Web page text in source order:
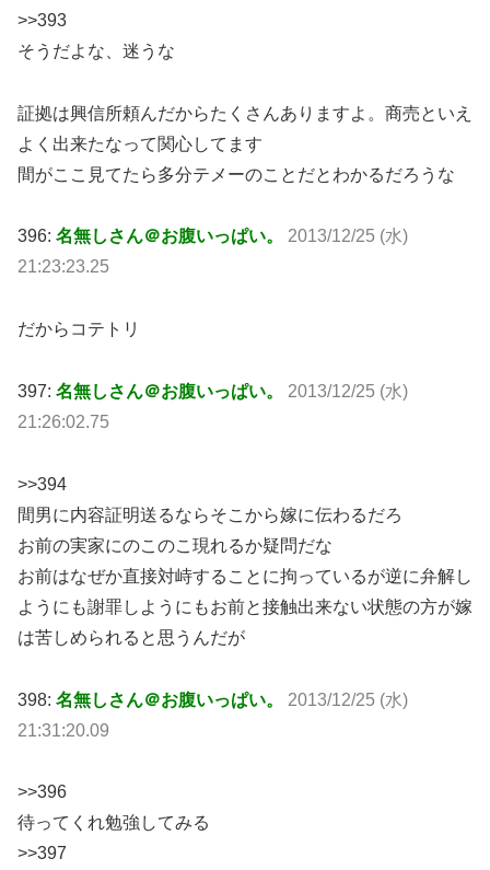
>>393
そうだよな、迷うな
証拠は興信所頼んだからたくさんありますよ。商売といえ
よく出来たなって関心してます
間がここ見てたら多分テメーのことだとわかるだろうな
396: 名無しさん＠お腹いっぱい。 2013/12/25 (水)
21:23:23.25
だからコテトリ
397: 名無しさん＠お腹いっぱい。 2013/12/25 (水)
21:26:02.75
>>394
間男に内容証明送るならそこから嫁に伝わるだろ
お前の実家にのこのこ現れるか疑問だな
お前はなぜか直接対峙することに拘っているが逆に弁解し
ようにも謝罪しようにもお前と接触出来ない状態の方が嫁
は苦しめられると思うんだが
398: 名無しさん＠お腹いっぱい。 2013/12/25 (水)
21:31:20.09
>>396
待ってくれ勉強してみる
>>397